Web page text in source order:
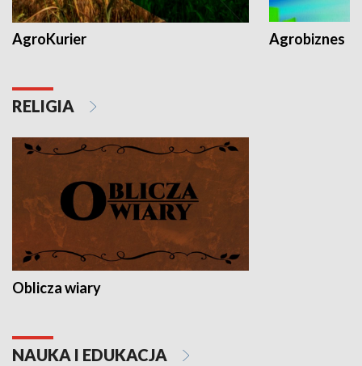
AgroKurier Agrobiznes
RELIGIA
Oblicza wiary
NAUKA I EDUKACJA